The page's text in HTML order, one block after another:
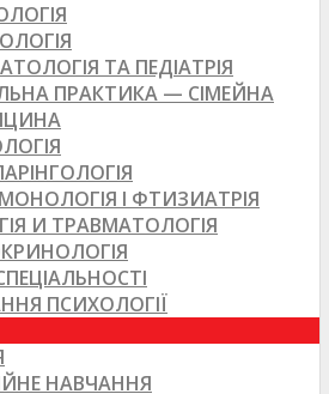
ТА ПЕДІАТРІЯ
ПРАКТИКА — СІМЕЙНА
І ФТИЗИАТРІЯ
И ТРАВМАТОЛОГІЯ
ПСИХОЛОГІЇ
НАВЧАННЯ